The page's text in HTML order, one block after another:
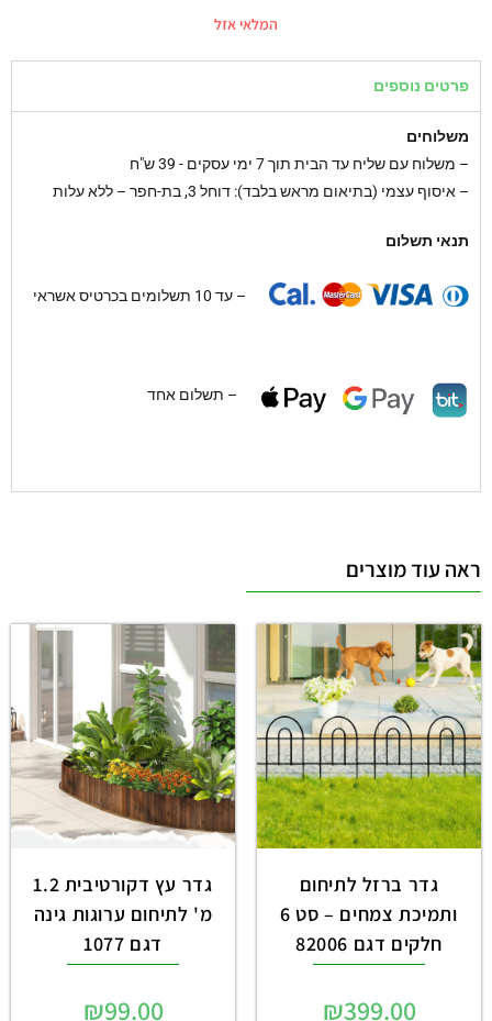
המלאי אזל
פרטים נוספים
משלוחים
– משלוח עם שליח עד הבית תוך 7 ימי עסקים - 39 ש"ח
– איסוף עצמי (בתיאום מראש בלבד): דוחל 3, בת-חפר – ללא עלות
תנאי תשלום
– עד 10 תשלומים בכרטיס אשראי
– תשלום אחד
ראה עוד מוצרים
גדר ברזל לתיחום
ותמיכת צמחים – סט 6
חלקים דגם 82006
₪399.00
גדר עץ דקורטיבית 1.2
מ' לתיחום ערוגות גינה
דגם 1077
₪99.00